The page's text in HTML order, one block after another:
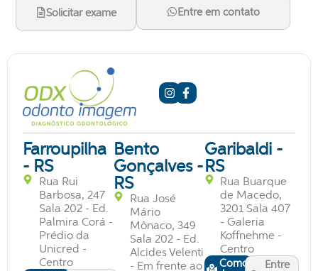
Solicitar exame Entre em contato
Farroupilha
- RS
Rua Rui
Barbosa, 247
Sala 202 - Ed.
Palmira Corá -
Prédio da
Unicred -
Centro
Bento
Gonçalves -
RS
Rua José
Mário
Mônaco, 349
Sala 202 - Ed.
Alcides Velenti
- Em frente ao
Garibaldi -
RS
Rua Buarque
de Macedo,
3201 Sala 407
- Galeria
Koffnehme -
Centro
Como
Entre